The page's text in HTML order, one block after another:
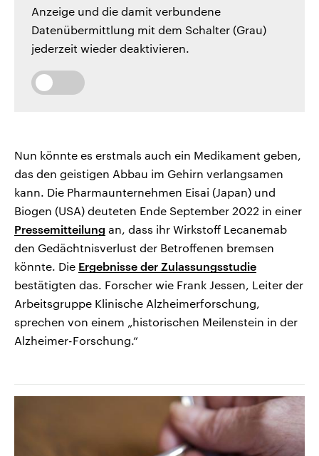
Anzeige und die damit verbundene
Datenübermittlung mit dem Schalter (Grau)
jederzeit wieder deaktivieren.
Nun könnte es erstmals auch ein Medikament geben,
das den geistigen Abbau im Gehirn verlangsamen
kann. Die Pharmaunternehmen Eisai (Japan) und
Biogen (USA) deuteten Ende September 2022 in einer
Pressemitteilung an, dass ihr Wirkstoff Lecanemab
den Gedächtnisverlust der Betroffenen bremsen
könnte. Die Ergebnisse der Zulassungsstudie
bestätigten das. Forscher wie Frank Jessen, Leiter der
Arbeitsgruppe Klinische Alzheimerforschung,
sprechen von einem „historischen Meilenstein in der
Alzheimer-Forschung.“